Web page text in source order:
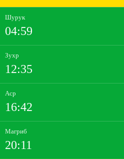
Шурук
04:59
Зухр
12:35
Аср
16:42
Магриб
20:11